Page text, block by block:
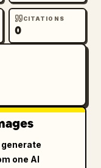
CITATIONS
0
one AI